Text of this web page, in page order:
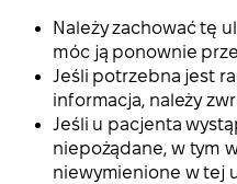
Należy zachować tę
móc ją ponownie
Jeśli potrzebna jest
informacja, należy
Jeśli u pacjenta
niepożądane, w tym
niewymienione w tej